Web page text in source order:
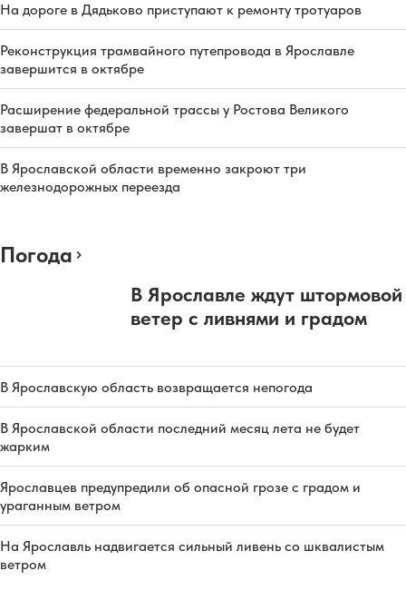
На дороге в Дядьково приступают к ремонту тротуаров
Реконструкция трамвайного путепровода в Ярославле
завершится в октябре
Расширение федеральной трассы у Ростова Великого
завершат в октябре
В Ярославской области временно закроют три
железнодорожных переезда
Погода
В Ярославле ждут штормовой
ветер с ливнями и градом
В Ярославскую область возвращается непогода
В Ярославской области последний месяц лета не будет
жарким
Ярославцев предупредили об опасной грозе с градом и
ураганным ветром
На Ярославль надвигается сильный ливень со шквалистым
ветром